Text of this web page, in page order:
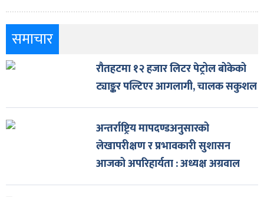
समाचार
रौतहटमा १२ हजार लिटर पेट्रोल बोकेको
ट्याङ्कर पल्टिएर आगलागी, चालक सकुशल
अन्तर्राष्ट्रिय मापदण्डअनुसारको
लेखापरीक्षण र प्रभावकारी सुशासन
आजको अपरिहार्यता : अध्यक्ष अग्रवाल